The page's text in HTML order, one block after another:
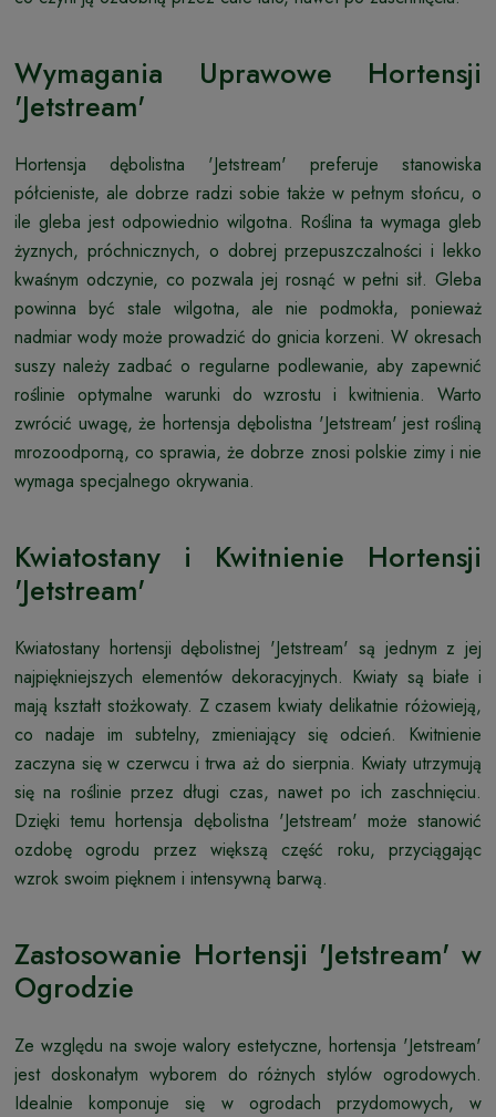
Wymagania Uprawowe Hortensji
'Jetstream'
Hortensja dębolistna 'Jetstream' preferuje stanowiska
półcieniste, ale dobrze radzi sobie także w pełnym słońcu, o
ile gleba jest odpowiednio wilgotna. Roślina ta wymaga gleb
żyznych, próchnicznych, o dobrej przepuszczalności i lekko
kwaśnym odczynie, co pozwala jej rosnąć w pełni sił. Gleba
powinna być stale wilgotna, ale nie podmokła, ponieważ
nadmiar wody może prowadzić do gnicia korzeni. W okresach
suszy należy zadbać o regularne podlewanie, aby zapewnić
roślinie optymalne warunki do wzrostu i kwitnienia. Warto
zwrócić uwagę, że hortensja dębolistna 'Jetstream' jest rośliną
mrozoodporną, co sprawia, że dobrze znosi polskie zimy i nie
wymaga specjalnego okrywania.
Kwiatostany i Kwitnienie Hortensji
'Jetstream'
Kwiatostany hortensji dębolistnej 'Jetstream' są jednym z jej
najpiękniejszych elementów dekoracyjnych. Kwiaty są białe i
mają kształt stożkowaty. Z czasem kwiaty delikatnie różowieją,
co nadaje im subtelny, zmieniający się odcień. Kwitnienie
zaczyna się w czerwcu i trwa aż do sierpnia. Kwiaty utrzymują
się na roślinie przez długi czas, nawet po ich zaschnięciu.
Dzięki temu hortensja dębolistna 'Jetstream' może stanowić
ozdobę ogrodu przez większą część roku, przyciągając
wzrok swoim pięknem i intensywną barwą.
Zastosowanie Hortensji 'Jetstream' w
Ogrodzie
Ze względu na swoje walory estetyczne, hortensja 'Jetstream'
jest doskonałym wyborem do różnych stylów ogrodowych.
Idealnie komponuje się w ogrodach przydomowych, w